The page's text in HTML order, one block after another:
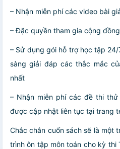
– Nhận miễn phí các video bài
– Đặc quyền tham gia cộng
– Sử dụng gói hỗ trợ học tập
sàng giải đáp các thắc mắc
nhất
– Nhận miễn phí các đề thi
được cập nhật liên tục tại trang
Chắc chắn cuốn sách sẽ là một
trình ôn tập môn toán cho kỳ thi